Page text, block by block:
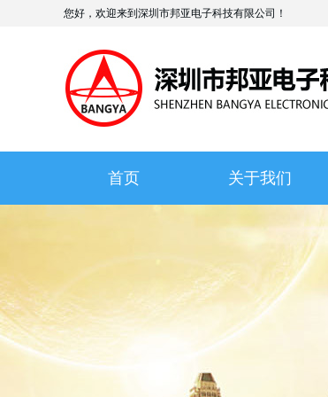
您好，欢迎来到深圳市邦亚电子科技有限公司！
首页 关于我们